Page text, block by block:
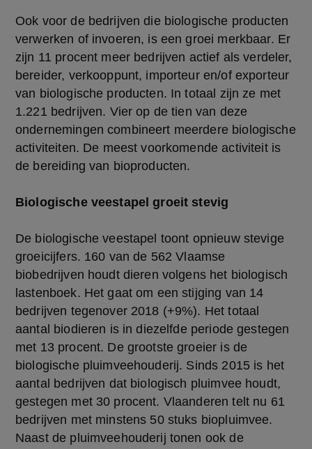
Ook voor de bedrijven die biologische producten
verwerken of invoeren, is een groei merkbaar. Er
zijn 11 procent meer bedrijven actief als verdeler,
bereider, verkooppunt, importeur en/of exporteur
van biologische producten. In totaal zijn ze met
1.221 bedrijven. Vier op de tien van deze
ondernemingen combineert meerdere biologische
activiteiten. De meest voorkomende activiteit is
de bereiding van bioproducten.
Biologische veestapel groeit stevig
De biologische veestapel toont opnieuw stevige
groeicijfers. 160 van de 562 Vlaamse
biobedrijven houdt dieren volgens het biologisch
lastenboek. Het gaat om een stijging van 14
bedrijven tegenover 2018 (+9%). Het totaal
aantal biodieren is in diezelfde periode gestegen
met 13 procent. De grootste groeier is de
biologische pluimveehouderij. Sinds 2015 is het
aantal bedrijven dat biologisch pluimvee houdt,
gestegen met 30 procent. Vlaanderen telt nu 61
bedrijven met minstens 50 stuks biopluimvee.
Naast de pluimveehouderij tonen ook de